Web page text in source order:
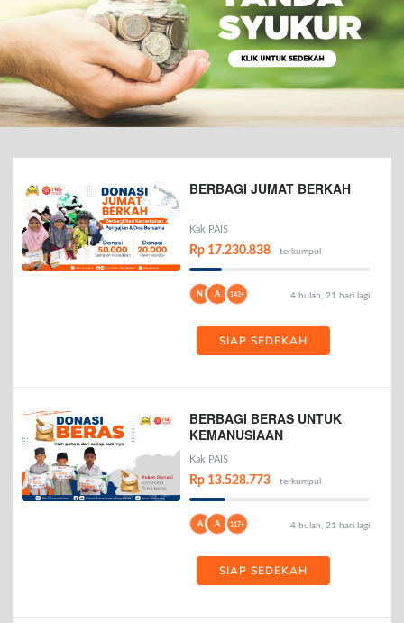
BERBAGI JUMAT BERKAH
Kak PAIS
Rp 17.230.838 terkumpul
N A 143+ 4 bulan, 21 hari lagi
SIAP SEDEKAH
BERBAGI BERAS UNTUK
KEMANUSIAAN
Kak PAIS
Rp 13.528.773 terkumpul
A A 117+ 4 bulan, 21 hari lagi
SIAP SEDEKAH